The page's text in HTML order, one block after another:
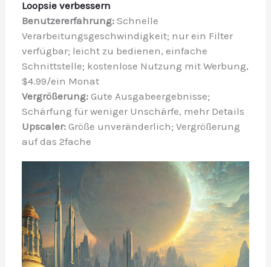
Loopsie verbessern
Benutzererfahrung:Schnelle
Verarbeitungsgeschwindigkeit; nur ein Filter
verfügbar; leicht zu bedienen, einfache
Schnittstelle; kostenlose Nutzung mit Werbung,
$4.99/ein Monat
Vergrößerung:Gute Ausgabeergebnisse;
Schärfung für weniger Unschärfe, mehr Details
Upscaler: Größe unveränderlich; Vergrößerung
auf das 2fache